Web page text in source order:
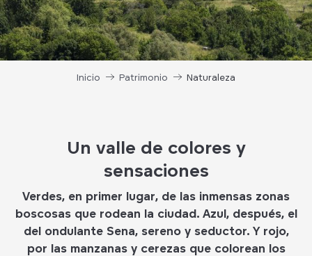
Inicio Patrimonio Naturaleza
Un valle de colores y
sensaciones
Verdes, en primer lugar, de las inmensas zonas
boscosas que rodean la ciudad. Azul, después, el
del ondulante Sena, sereno y seductor. Y rojo,
por las manzanas y cerezas que colorean los